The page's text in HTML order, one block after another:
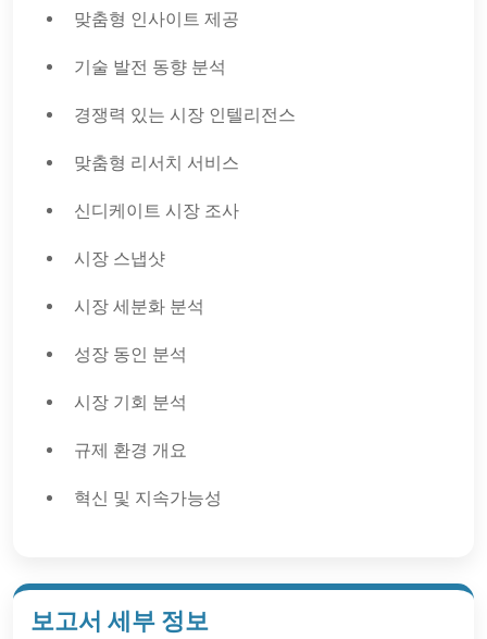
맞춤형 인사이트 제공
기술 발전 동향 분석
경쟁력 있는 시장 인텔리전스
맞춤형 리서치 서비스
신디케이트 시장 조사
시장 스냅샷
시장 세분화 분석
성장 동인 분석
시장 기회 분석
규제 환경 개요
혁신 및 지속가능성
보고서 세부 정보